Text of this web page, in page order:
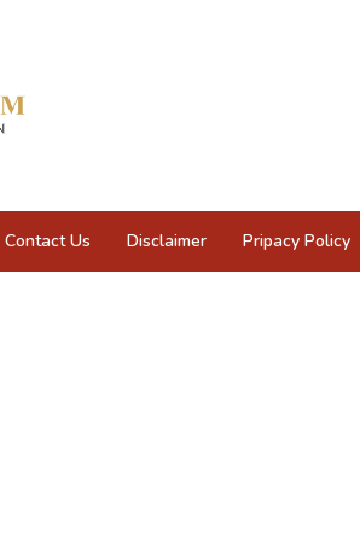
Contact Us Disclaimer Pripacy Policy